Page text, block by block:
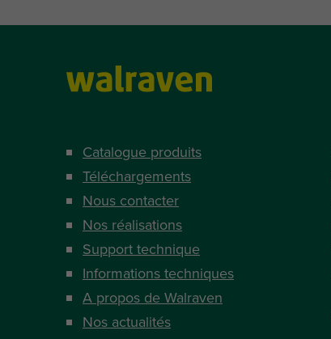
Catalogue produits
Téléchargements
Nous contacter
Nos réalisations
Support technique
Informations techniques
A propos de Walraven
Nos actualités